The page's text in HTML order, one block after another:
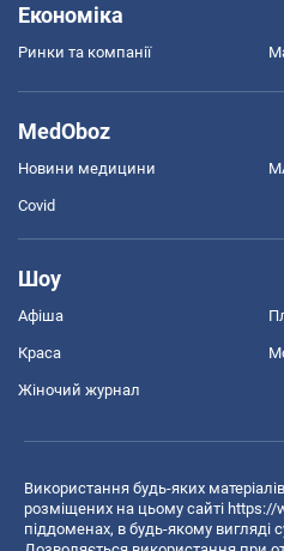
Економіка
Ринки та компанії
MedOboz
Новини медицини
Covid
Шоу
Афіша
Краса
Жіночий журнал
Використання будь-яких
розміщених на цьому сайті https://
піддоменах, в будь-якому вигляді